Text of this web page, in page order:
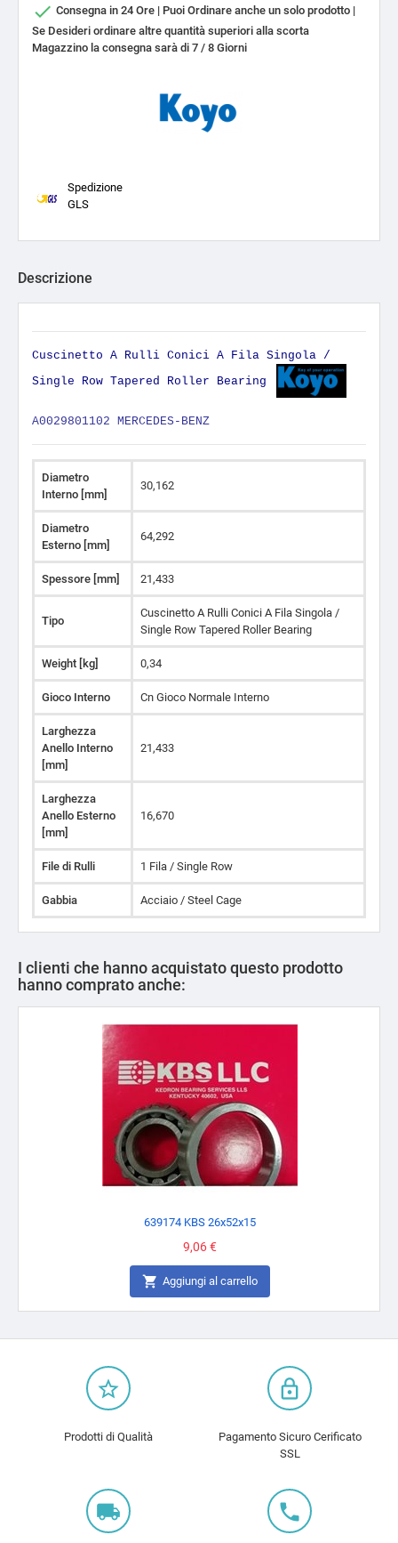
 Consegna in 24 Ore | Puoi Ordinare anche un solo prodotto |
Se Desideri ordinare altre quantità superiori alla scorta
Magazzino la consegna sarà di 7 / 8 Giorni
Spedizione
GLS
Descrizione
Cuscinetto A Rulli Conici A Fila Singola /
Single Row Tapered Roller Bearing
A0029801102 MERCEDES-BENZ
Diametro
Interno [mm]
30,162
Diametro
Esterno [mm]
64,292
Spessore [mm] 21,433
Tipo
Cuscinetto A Rulli Conici A Fila Singola /
Single Row Tapered Roller Bearing
Weight [kg] 0,34
Gioco Interno Cn Gioco Normale Interno
Larghezza
Anello Interno
[mm]
21,433
Larghezza
Anello Esterno
[mm]
16,670
File di Rulli 1 Fila / Single Row
Gabbia Acciaio / Steel Cage
I clienti che hanno acquistato questo prodotto
hanno comprato anche:
639174 KBS 26x52x15
Prezzo
9,06 €
 Aggiungi al carrello
star_border
Prodotti di Qualità
lock_outline
Pagamento Sicuro Cerificato
SSL
local_shipping local_phone